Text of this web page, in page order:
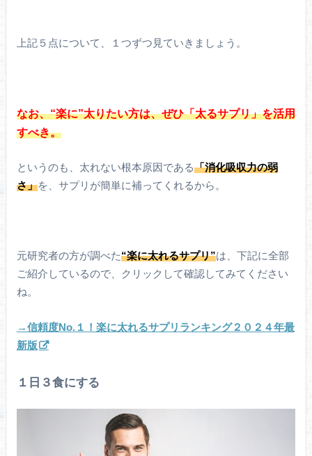
上記５点について、１つずつ見ていきましょう。
なお、“楽に”太りたい方は、ぜひ「太るサプリ」を活用
すべき。
というのも、太れない根本原因である「消化吸収力の弱
さ」を、サプリが簡単に補ってくれるから。
元研究者の方が調べた“楽に太れるサプリ”は、下記に全部
ご紹介しているので、クリックして確認してみてください
ね。
→信頼度No.１！楽に太れるサプリランキング２０２４年最
新版
１日３食にする